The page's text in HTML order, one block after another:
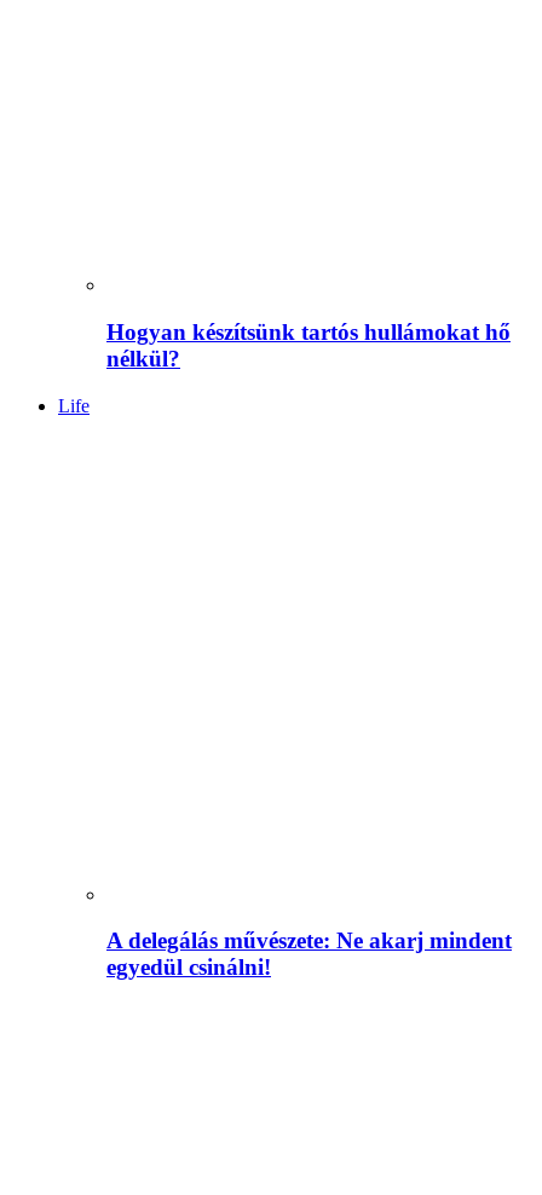
Hogyan készítsünk tartós hullámokat hő
nélkül?
Life
A delegálás művészete: Ne akarj mindent
egyedül csinálni!